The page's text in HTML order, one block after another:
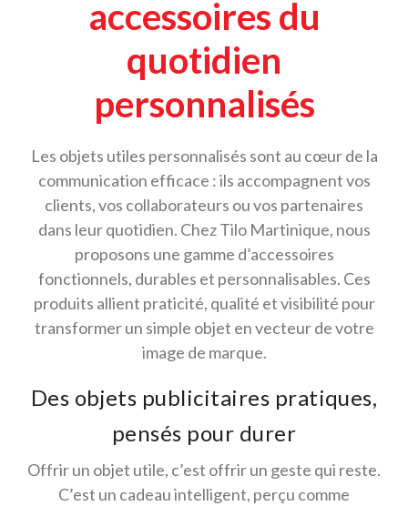
accessoires du
quotidien
personnalisés
Les objets utiles personnalisés sont au cœur de la
communication efficace : ils accompagnent vos
clients, vos collaborateurs ou vos partenaires
dans leur quotidien. Chez Tilo Martinique, nous
proposons une gamme d’accessoires
fonctionnels, durables et personnalisables. Ces
produits allient praticité, qualité et visibilité pour
transformer un simple objet en vecteur de votre
image de marque.
Des objets publicitaires pratiques,
pensés pour durer
Offrir un objet utile, c’est offrir un geste qui reste.
C’est un cadeau intelligent, perçu comme